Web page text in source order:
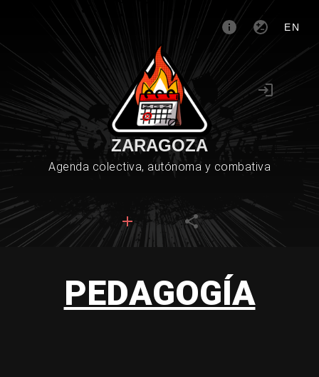
EN
ZARAGOZA
Agenda colectiva, autónoma y combativa
PEDAGOGÍA